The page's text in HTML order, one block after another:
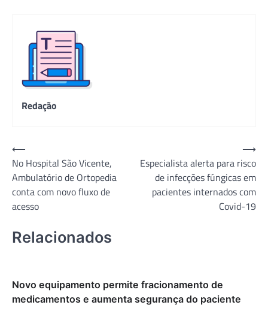
Redação
Navegação
de
Post
⟵
No Hospital São Vicente,
Ambulatório de Ortopedia
conta com novo fluxo de
acesso
Especialista alerta para risco
de infecções fúngicas em
pacientes internados com
Covid-19
⟶
Relacionados
Novo equipamento permite fracionamento de
medicamentos e aumenta segurança do paciente